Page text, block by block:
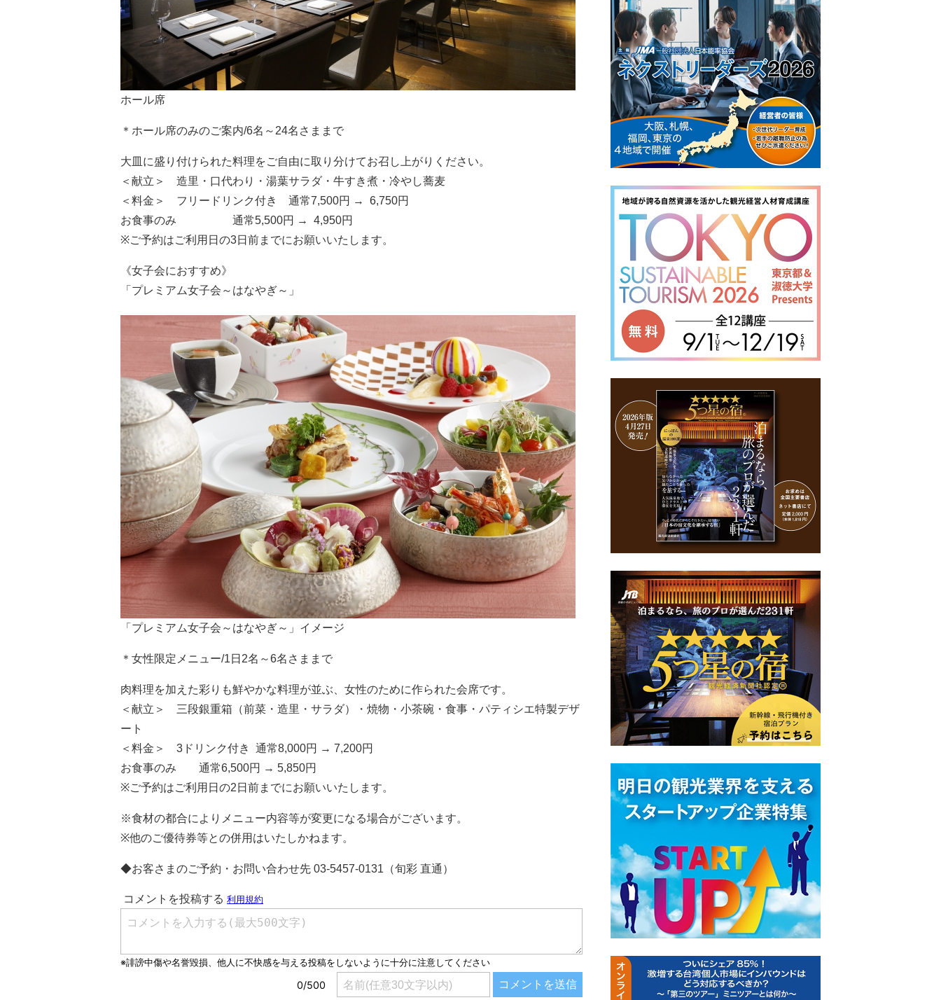
ホール席
＊ホール席のみのご案内/6名～24名さままで
大皿に盛り付けられた料理をご自由に取り分けてお召し上がりください。
＜献立＞ 造里・口代わり・湯葉サラダ・牛すき煮・冷やし蕎麦
＜料金＞ フリードリンク付き 通常7,500円 → 6,750円
お食事のみ 通常5,500円 → 4,950円
※ご予約はご利用日の3日前までにお願いいたします。
《女子会におすすめ》
「プレミアム女子会～はなやぎ～」
「プレミアム女子会～はなやぎ～」イメージ
＊女性限定メニュー/1日2名～6名さままで
肉料理を加えた彩りも鮮やかな料理が並ぶ、女性のために作られた会席です。
＜献立＞ 三段銀重箱（前菜・造里・サラダ）・焼物・小茶碗・食事・パティシエ特製デザ
ート
＜料金＞ 3ドリンク付き 通常8,000円 → 7,200円
お食事のみ 通常6,500円 → 5,850円
※ご予約はご利用日の2日前までにお願いいたします。
※食材の都合によりメニュー内容等が変更になる場合がございます。
※他のご優待券等との併用はいたしかねます。
◆お客さまのご予約・お問い合わせ先 03-5457-0131（旬彩 直通）